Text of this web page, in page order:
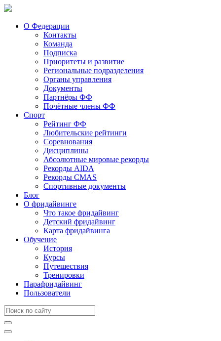
О Федерации
Контакты
Команда
Подписка
Приоритеты и развитие
Региональные подразделения
Органы управления
Документы
Партнёры ФФ
Почётные члены ФФ
Спорт
Рейтинг ФФ
Любительские рейтинги
Соревнования
Дисциплины
Абсолютные мировые рекорды
Рекорды AIDA
Рекорды CMAS
Спортивные документы
Блог
О фридайвинге
Что такое фридайвинг
Детский фридайвинг
Карта фридайвинга
Обучение
История
Курсы
Путешествия
Тренировки
Парафридайвинг
Пользователи